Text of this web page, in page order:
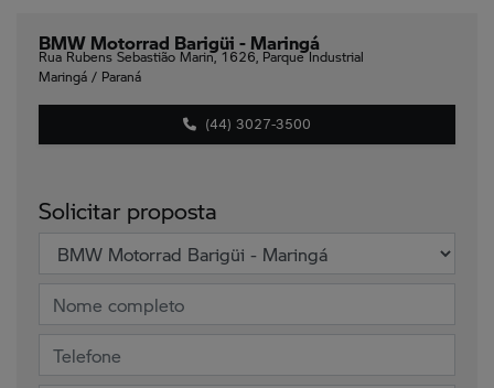
BMW Motorrad Barigüi - Maringá
Rua Rubens Sebastião Marin, 1626, Parque Industrial
Maringá / Paraná
(44) 3027-3500
Solicitar proposta